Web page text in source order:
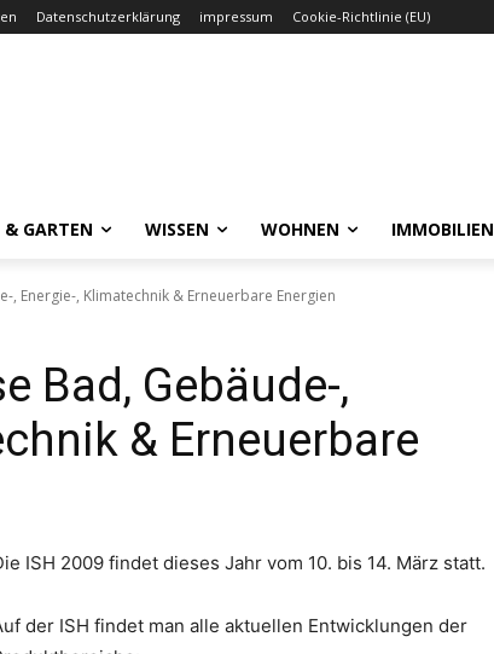
Datenschutzerklärung impressum Cookie-Richtlinie (EU)
& GARTEN WISSEN WOHNEN IMMOBILIEN
, Energie-, Klimatechnik & Erneuerbare Energien
Bad, Gebäude-,
& Erneuerbare
ISH 2009 findet dieses Jahr vom 10. bis 14. März statt.
der ISH findet man alle aktuellen Entwicklungen der